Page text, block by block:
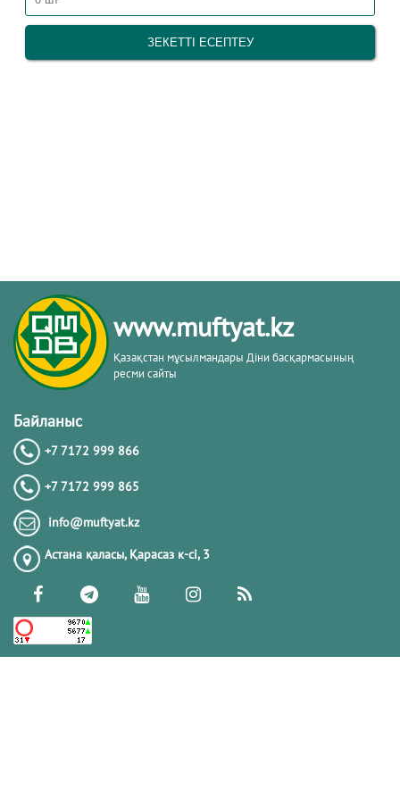
www.muftyat.kz
Қазақстан мұсылмандары Діни басқармасының
ресми сайты
Байланыс
+7 7172 999 866
+7 7172 999 865
info@muftyat.kz
Астана қаласы, Қарасаз к-сi, 3